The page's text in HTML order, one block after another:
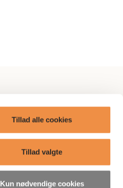
Tillad alle cookies
Tillad valgte
Kun nødvendige cookies
AP Care
Boliger
Presse